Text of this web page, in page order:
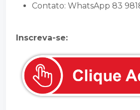
Contato: WhatsApp 83
Inscreva-se: